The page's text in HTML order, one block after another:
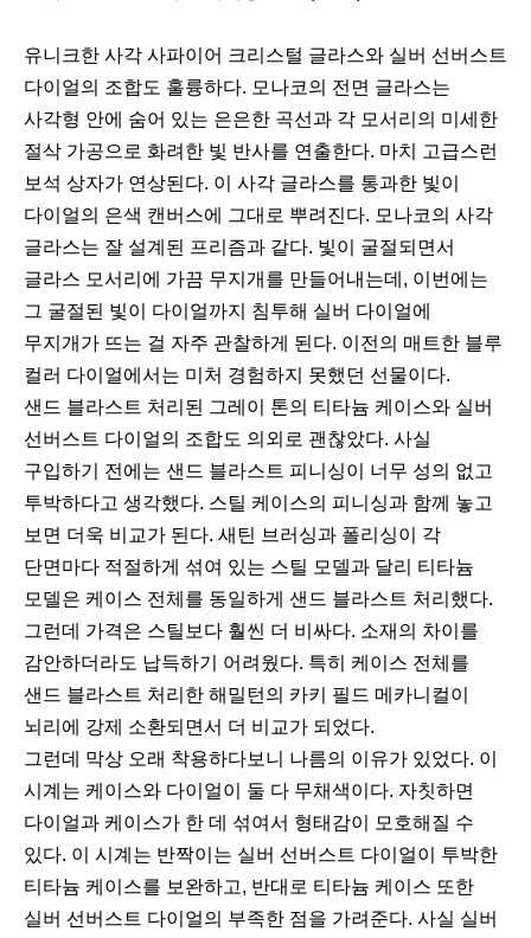
유니크한 사각 사파이어 크리스털 글라스와 실버 선버스트
다이얼의 조합도 훌륭하다. 모나코의 전면 글라스는
사각형 안에 숨어 있는 은은한 곡선과 각 모서리의 미세한
절삭 가공으로 화려한 빛 반사를 연출한다. 마치 고급스런
보석 상자가 연상된다. 이 사각 글라스를 통과한 빛이
다이얼의 은색 캔버스에 그대로 뿌려진다. 모나코의 사각
글라스는 잘 설계된 프리즘과 같다. 빛이 굴절되면서
글라스 모서리에 가끔 무지개를 만들어내는데, 이번에는
그 굴절된 빛이 다이얼까지 침투해 실버 다이얼에
무지개가 뜨는 걸 자주 관찰하게 된다. 이전의 매트한 블루
컬러 다이얼에서는 미처 경험하지 못했던 선물이다.
샌드 블라스트 처리된 그레이 톤의 티타늄 케이스와 실버
선버스트 다이얼의 조합도 의외로 괜찮았다. 사실
구입하기 전에는 샌드 블라스트 피니싱이 너무 성의 없고
투박하다고 생각했다. 스틸 케이스의 피니싱과 함께 놓고
보면 더욱 비교가 된다. 새틴 브러싱과 폴리싱이 각
단면마다 적절하게 섞여 있는 스틸 모델과 달리 티타늄
모델은 케이스 전체를 동일하게 샌드 블라스트 처리했다.
그런데 가격은 스틸보다 훨씬 더 비싸다. 소재의 차이를
감안하더라도 납득하기 어려웠다. 특히 케이스 전체를
샌드 블라스트 처리한 해밀턴의 카키 필드 메카니컬이
뇌리에 강제 소환되면서 더 비교가 되었다.
그런데 막상 오래 착용하다보니 나름의 이유가 있었다. 이
시계는 케이스와 다이얼이 둘 다 무채색이다. 자칫하면
다이얼과 케이스가 한 데 섞여서 형태감이 모호해질 수
있다. 이 시계는 반짝이는 실버 선버스트 다이얼이 투박한
티타늄 케이스를 보완하고, 반대로 티타늄 케이스 또한
실버 선버스트 다이얼의 부족한 점을 가려준다. 사실 실버